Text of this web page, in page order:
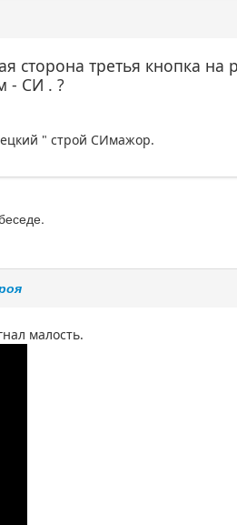
сторона третья кнопка
- СИ . ?
" строй СИмажор.
малость.